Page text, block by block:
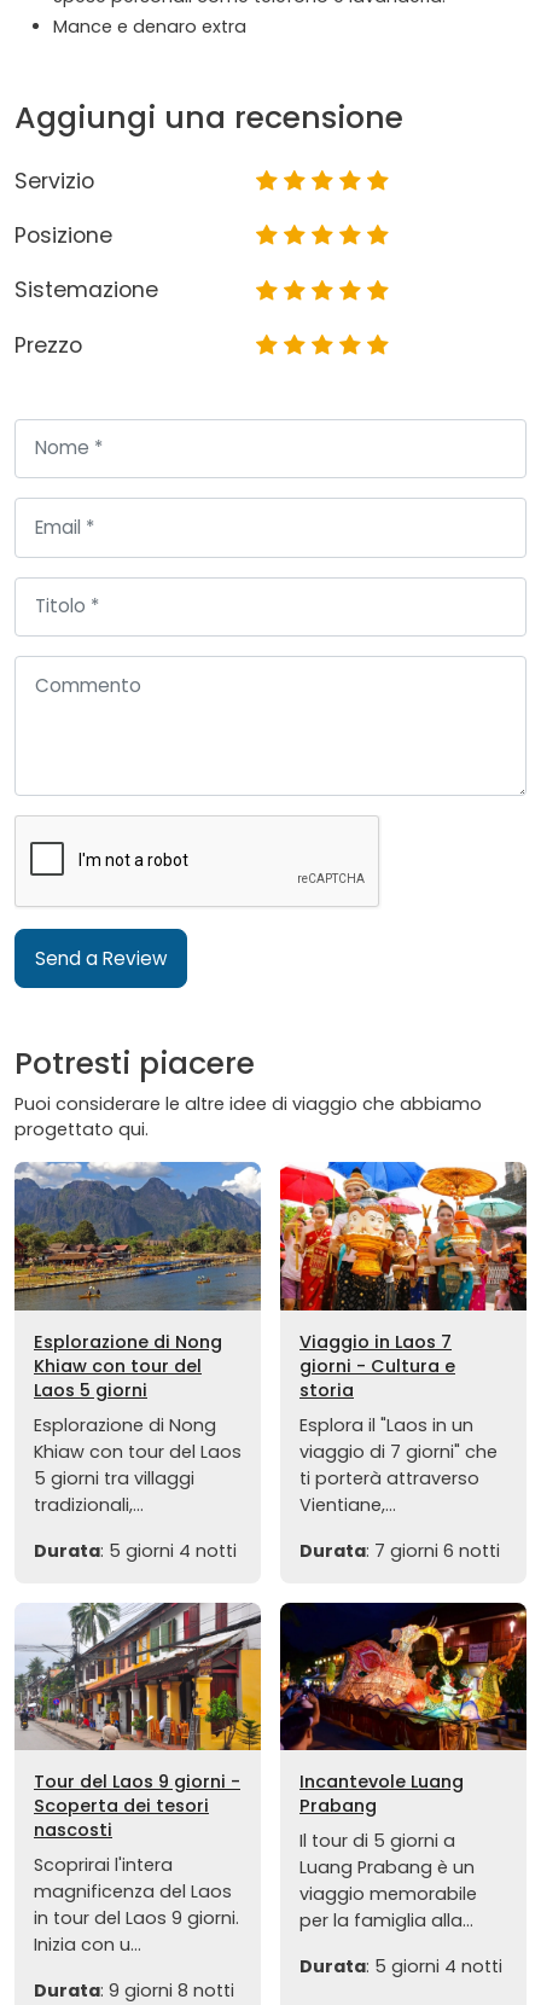
Mance e denaro extra
Aggiungi una recensione
Servizio
Posizione
Sistemazione
Prezzo
Send a Review
Potresti piacere
Puoi considerare le altre idee di viaggio che abbiamo
progettato qui.
Esplorazione di Nong
Khiaw con tour del
Laos 5 giorni
Esplorazione di Nong
Khiaw con tour del Laos
5 giorni tra villaggi
tradizionali,...
Durata: 5 giorni 4 notti
Viaggio in Laos 7
giorni - Cultura e
storia
Esplora il "Laos in un
viaggio di 7 giorni" che
ti porterà attraverso
Vientiane,...
Durata: 7 giorni 6 notti
Tour del Laos 9 giorni -
Scoperta dei tesori
nascosti
Scoprirai l'intera
magnificenza del Laos
in tour del Laos 9 giorni.
Inizia con u...
Durata: 9 giorni 8 notti
Incantevole Luang
Prabang
Il tour di 5 giorni a
Luang Prabang è un
viaggio memorabile
per la famiglia alla...
Durata: 5 giorni 4 notti